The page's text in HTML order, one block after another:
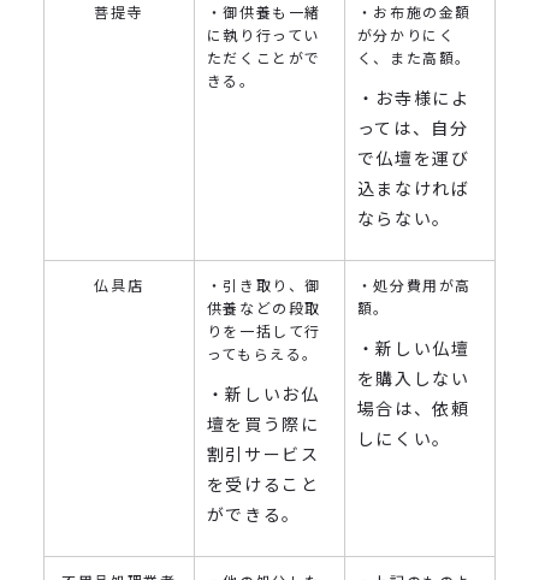
菩提寺
・御供養も一緒
に執り行ってい
ただくことがで
きる。
・お布施の金額
が分かりにく
く、また高額。
・お寺様によ
っては、自分
で仏壇を運び
込まなければ
ならない。
仏具店
・引き取り、御
供養などの段取
りを一括して行
ってもらえる。
・新しいお仏
壇を買う際に
割引サービス
を受けること
ができる。
・処分費用が高
額。
・新しい仏壇
を購入しない
場合は、依頼
しにくい。